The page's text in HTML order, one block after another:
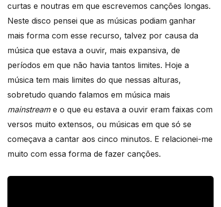
curtas e noutras em que escrevemos canções longas.
Neste disco pensei que as músicas podiam ganhar
mais forma com esse recurso, talvez por causa da
música que estava a ouvir, mais expansiva, de
períodos em que não havia tantos limites. Hoje a
música tem mais limites do que nessas alturas,
sobretudo quando falamos em música mais
mainstream e o que eu estava a ouvir eram faixas com
versos muito extensos, ou músicas em que só se
começava a cantar aos cinco minutos. E relacionei-me
muito com essa forma de fazer canções.